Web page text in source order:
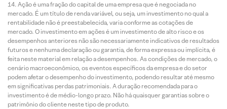
Ação é uma fração do capital de uma empresa que é negociada no
mercado. É um título de renda variável, ou seja, um investimento no qual a
rentabilidade não é preestabelecida, varia conforme as cotações de
mercado. O investimento em ações é um investimento de alto risco e os
desempenhos anteriores não são necessariamente indicativos de resultados
futuros e nenhuma declaração ou garantia, de forma expressa ou implícita, é
feita neste material em relação a desempenhos. As condições de mercado, o
cenário macroeconômico, os eventos específicos da empresa e do setor
podem afetar o desempenho do investimento, podendo resultar até mesmo
em significativas perdas patrimoniais. A duração recomendada para o
investimento é de médio-longo prazo. Não há quaisquer garantias sobre o
patrimônio do cliente neste tipo de produto.